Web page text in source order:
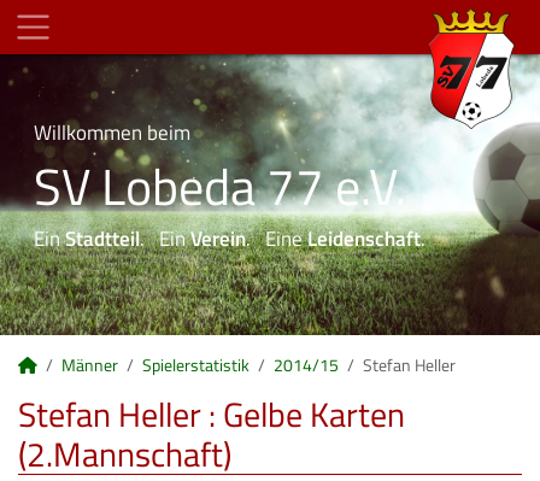
Willkommen beim
SV Lobeda 77 e.V.
EinStadtteil. EinVerein. EineLeidenschaft.
Männer Spielerstatistik 2014/15 Stefan Heller
Stefan Heller : Gelbe Karten
(2.Mannschaft)